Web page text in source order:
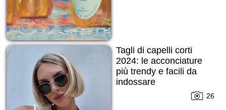
Tagli di capelli corti
2024: le acconciature
più trendy e facili da
indossare
indipendentemente
26